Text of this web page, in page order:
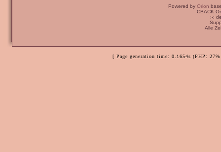
Powered by Orion
CBACK
:-:
Alle
[ Page generation time: 0.1654s (PHP: